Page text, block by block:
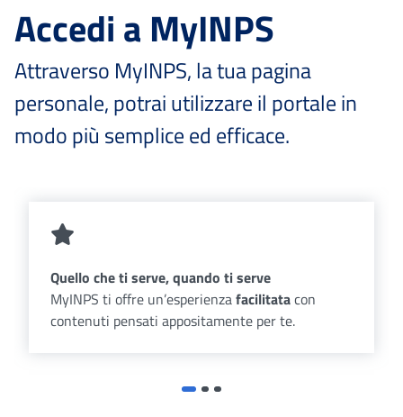
Accedi a MyINPS
Attraverso MyINPS, la tua pagina
personale, potrai utilizzare il portale in
modo più semplice ed efficace.
Quello che ti serve, quando ti serve
MyINPS ti offre un’esperienzafacilitatacon
contenuti pensati appositamente per te.